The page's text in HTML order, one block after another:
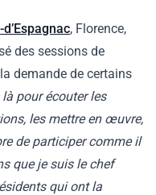
, Florence,
des sessions de
demande de certains
là pour écouter les
les mettre en œuvre,
de participer comme il
que je suis le chef
qui ont la